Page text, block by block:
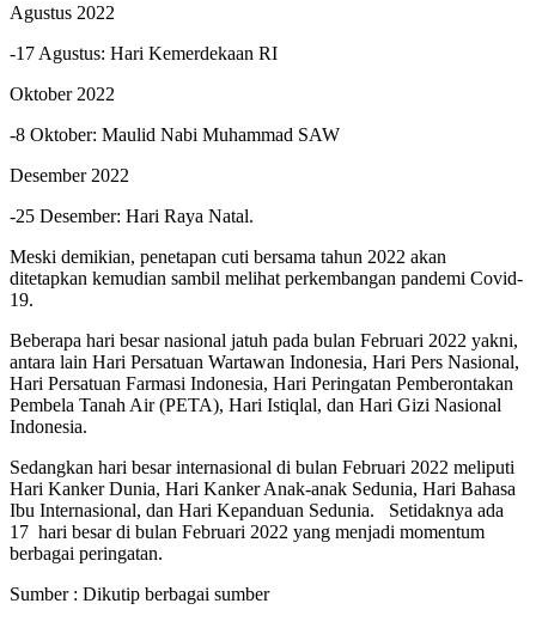
Agustus 2022
-17 Agustus: Hari Kemerdekaan RI
Oktober 2022
-8 Oktober: Maulid Nabi Muhammad SAW
Desember 2022
-25 Desember: Hari Raya Natal.
Meski demikian, penetapan cuti bersama tahun 2022 akan
ditetapkan kemudian sambil melihat perkembangan pandemi Covid-
19.
Beberapa hari besar nasional jatuh pada bulan Februari 2022 yakni,
antara lain Hari Persatuan Wartawan Indonesia, Hari Pers Nasional,
Hari Persatuan Farmasi Indonesia, Hari Peringatan Pemberontakan
Pembela Tanah Air (PETA), Hari Istiqlal, dan Hari Gizi Nasional
Indonesia.
Sedangkan hari besar internasional di bulan Februari 2022 meliputi
Hari Kanker Dunia, Hari Kanker Anak-anak Sedunia, Hari Bahasa
Ibu Internasional, dan Hari Kepanduan Sedunia. Setidaknya ada
17 hari besar di bulan Februari 2022 yang menjadi momentum
berbagai peringatan.
Sumber : Dikutip berbagai sumber